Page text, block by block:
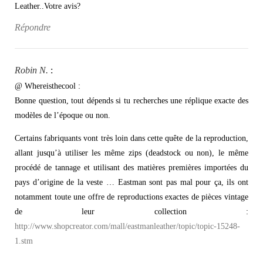
Leather..Votre avis?
Répondre
Robin N. :
@ Whereisthecool :
Bonne question, tout dépends si tu recherches une réplique exacte des
modèles de l’époque ou non.
Certains fabriquants vont très loin dans cette quête de la reproduction,
allant jusqu’à utiliser les même zips (deadstock ou non), le même
procédé de tannage et utilisant des matières premières importées du
pays d’origine de la veste … Eastman sont pas mal pour ça, ils ont
notamment toute une offre de reproductions exactes de pièces vintage
de leur collection :
http://www.shopcreator.com/mall/eastmanleather/topic/topic-15248-
1.stm